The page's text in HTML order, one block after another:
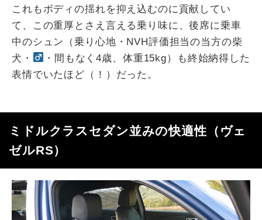
これもボディの揺れを抑え込むのに貢献してい
て、この重厚とさえ言える乗り味に、後席に乗車
中のシュン（乗り心地・ NVH評価担当の当方の柴
犬・
・間もなく4歳、体重15kg）も終始納得した
表情でいたほど（！）だった。
ミドルクラスセダン並みの快適性（ヴェ
ゼルRS）